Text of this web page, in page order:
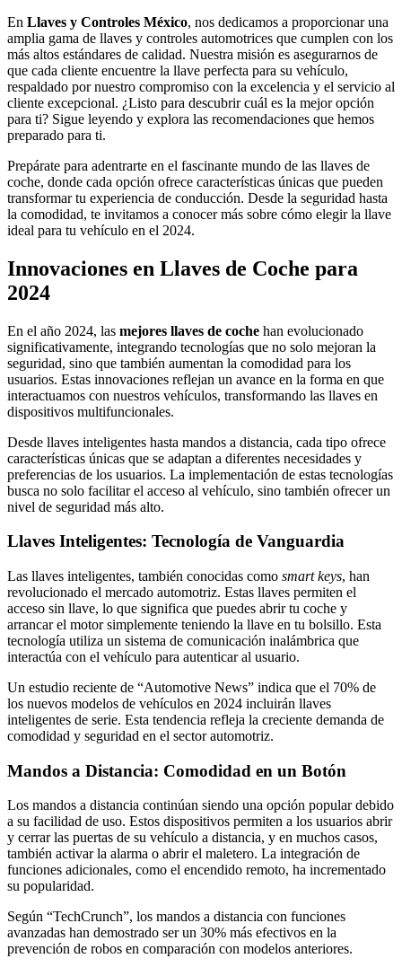
En Llaves y Controles México, nos dedicamos a proporcionar una
amplia gama de llaves y controles automotrices que cumplen con los
más altos estándares de calidad. Nuestra misión es asegurarnos de
que cada cliente encuentre la llave perfecta para su vehículo,
respaldado por nuestro compromiso con la excelencia y el servicio al
cliente excepcional. ¿Listo para descubrir cuál es la mejor opción
para ti? Sigue leyendo y explora las recomendaciones que hemos
preparado para ti.
Prepárate para adentrarte en el fascinante mundo de las llaves de
coche, donde cada opción ofrece características únicas que pueden
transformar tu experiencia de conducción. Desde la seguridad hasta
la comodidad, te invitamos a conocer más sobre cómo elegir la llave
ideal para tu vehículo en el 2024.
Innovaciones en Llaves de Coche para
2024
En el año 2024, las mejores llaves de coche han evolucionado
significativamente, integrando tecnologías que no solo mejoran la
seguridad, sino que también aumentan la comodidad para los
usuarios. Estas innovaciones reflejan un avance en la forma en que
interactuamos con nuestros vehículos, transformando las llaves en
dispositivos multifuncionales.
Desde llaves inteligentes hasta mandos a distancia, cada tipo ofrece
características únicas que se adaptan a diferentes necesidades y
preferencias de los usuarios. La implementación de estas tecnologías
busca no solo facilitar el acceso al vehículo, sino también ofrecer un
nivel de seguridad más alto.
Llaves Inteligentes: Tecnología de Vanguardia
Las llaves inteligentes, también conocidas como smart keys, han
revolucionado el mercado automotriz. Estas llaves permiten el
acceso sin llave, lo que significa que puedes abrir tu coche y
arrancar el motor simplemente teniendo la llave en tu bolsillo. Esta
tecnología utiliza un sistema de comunicación inalámbrica que
interactúa con el vehículo para autenticar al usuario.
Un estudio reciente de “Automotive News” indica que el 70% de
los nuevos modelos de vehículos en 2024 incluirán llaves
inteligentes de serie. Esta tendencia refleja la creciente demanda de
comodidad y seguridad en el sector automotriz.
Mandos a Distancia: Comodidad en un Botón
Los mandos a distancia continúan siendo una opción popular debido
a su facilidad de uso. Estos dispositivos permiten a los usuarios abrir
y cerrar las puertas de su vehículo a distancia, y en muchos casos,
también activar la alarma o abrir el maletero. La integración de
funciones adicionales, como el encendido remoto, ha incrementado
su popularidad.
Según “TechCrunch”, los mandos a distancia con funciones
avanzadas han demostrado ser un 30% más efectivos en la
prevención de robos en comparación con modelos anteriores.